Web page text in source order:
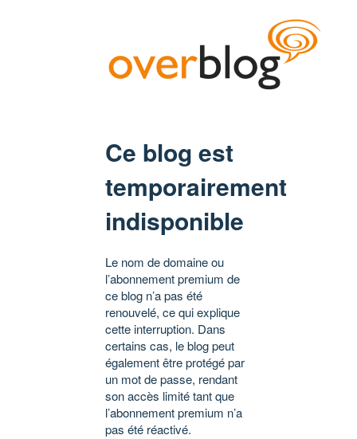
Ce blog est
temporairement
indisponible
Le nom de domaine ou
l’abonnement premium de
ce blog n’a pas été
renouvelé, ce qui explique
cette interruption. Dans
certains cas, le blog peut
également être protégé par
un mot de passe, rendant
son accès limité tant que
l’abonnement premium n’a
pas été réactivé.